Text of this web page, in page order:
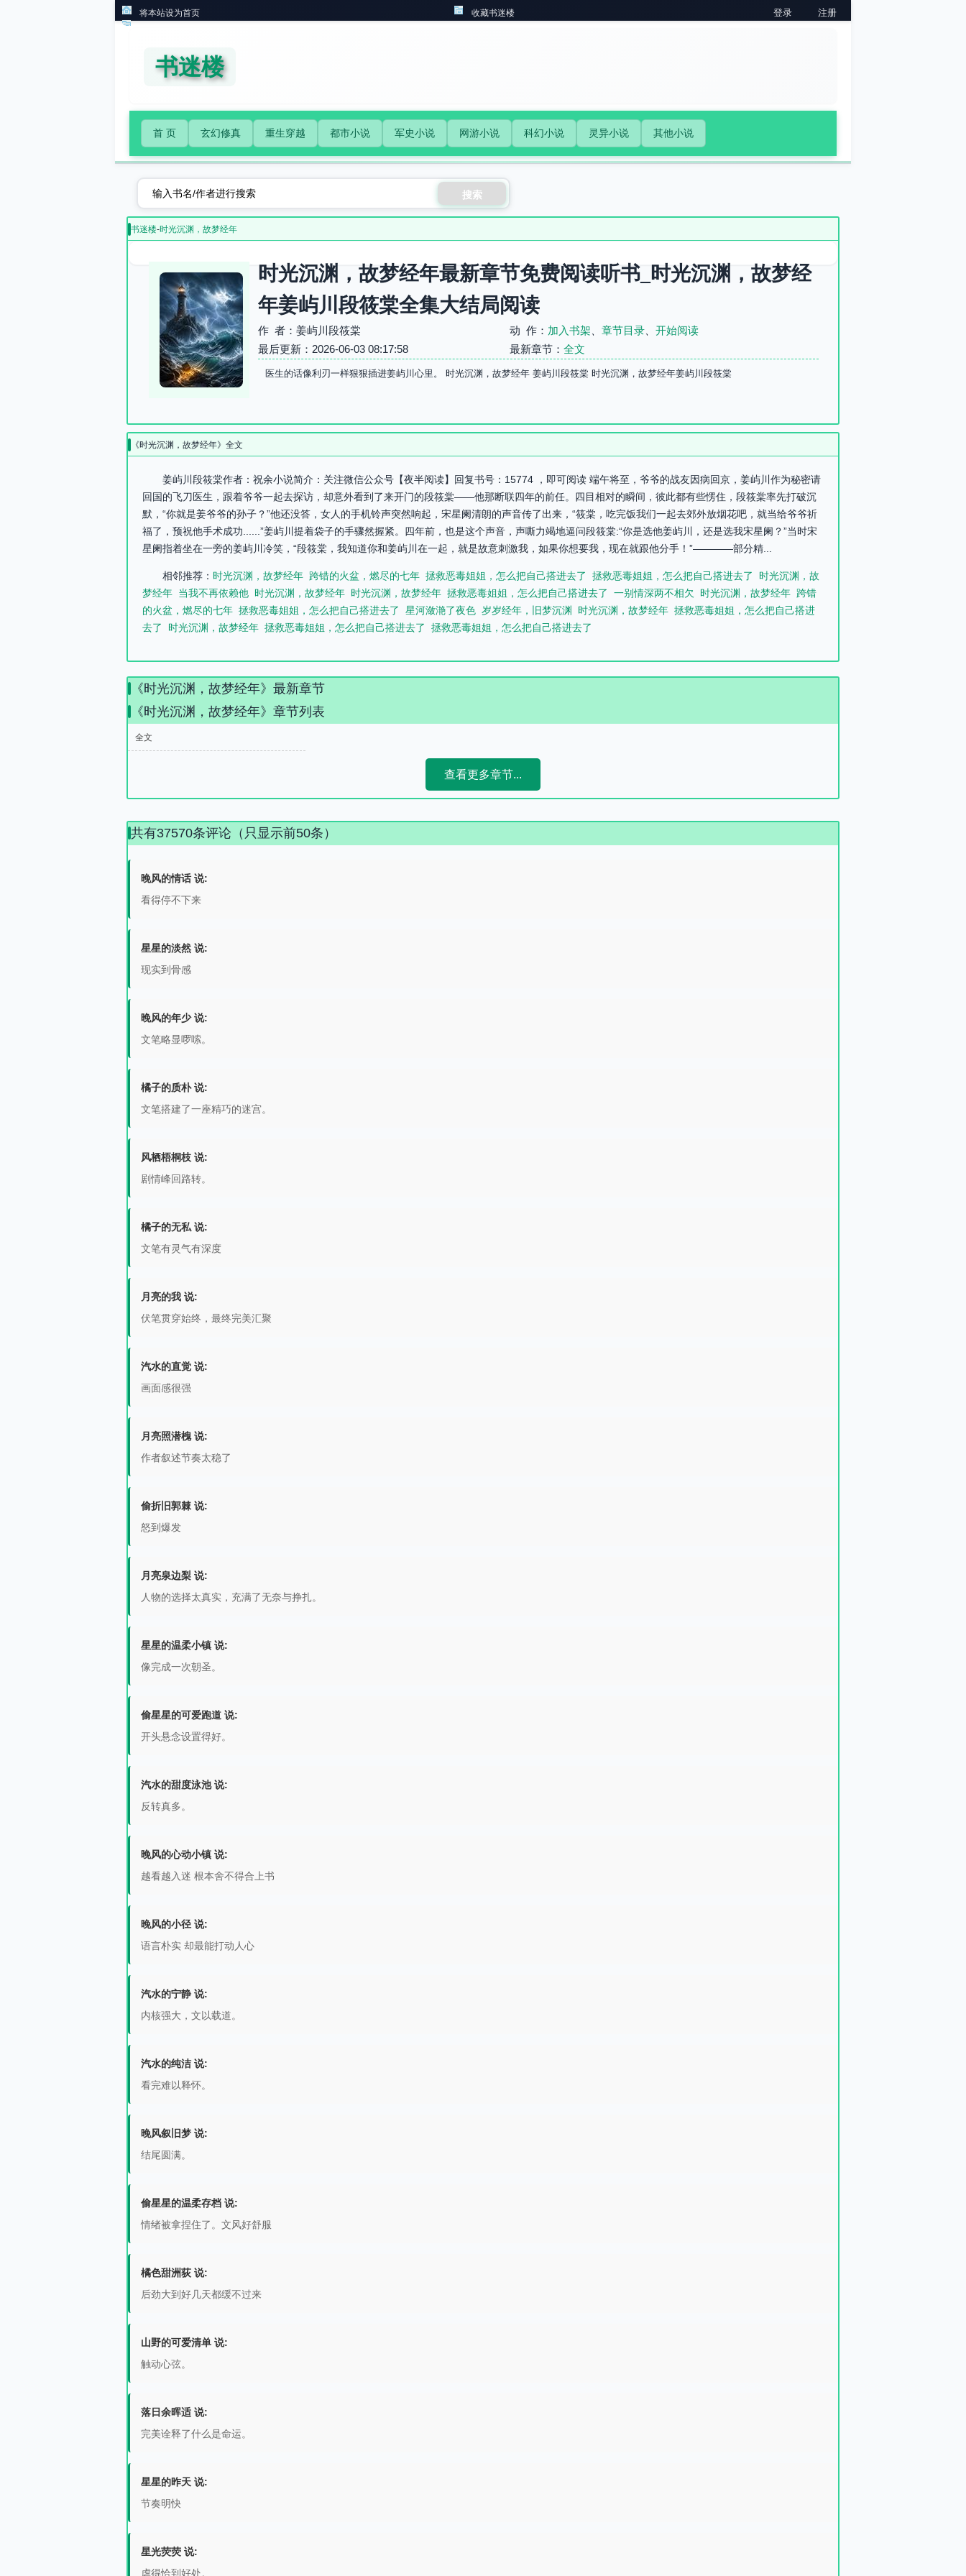
将本站设为首页 收藏书迷楼 登录 注册
书迷楼
首 页 玄幻修真 重生穿越 都市小说 军史小说 网游小说 科幻小说 灵异小说 其他小说
搜索
书迷楼-时光沉渊，故梦经年
时光沉渊，故梦经年最新章节免费阅读听书_时光沉渊，故梦经
年姜屿川段筱棠全集大结局阅读
作 者：姜屿川段筱棠 动 作： 加入书架 章节目录
开始阅读
最后更新：2026-06-03 08:17:58
最新章节： 全文
医生的话像利刃一样狠狠插进姜屿川心里。 时光沉渊，故梦经年 姜屿川段筱棠 时光沉渊，故梦经年姜屿川段筱棠
《时光沉渊，故梦经年》全文
姜屿川段筱棠作者：祝余小说简介：关注微信公众号【夜半阅读】回复书号：15774 ，即可阅读 端午将至，爷爷的战友因病回京，姜屿川作为秘密请
回国的飞刀医生，跟着爷爷一起去探访，却意外看到了来开门的段筱棠——他那断联四年的前任。四目相对的瞬间，彼此都有些愣住，段筱棠率先打破沉
默，“你就是姜爷爷的孙子？”他还没答，女人的手机铃声突然响起，宋星阑清朗的声音传了出来，“筱棠，吃完饭我们一起去郊外放烟花吧，就当给爷爷祈
福了，预祝他手术成功......”姜屿川提着袋子的手骤然握紧。四年前，也是这个声音，声嘶力竭地逼问段筱棠:“你是选他姜屿川，还是选我宋星阑？”当时宋
星阑指着坐在一旁的姜屿川冷笑，“段筱棠，我知道你和姜屿川在一起，就是故意刺激我，如果你想要我，现在就跟他分手！”————部分精...
相邻推荐： 时光沉渊，故梦经年 跨错的火盆，燃尽的七年 拯救恶毒姐姐，怎么把自己搭进去了 拯救恶毒姐姐，怎么把自己搭进去了
时光沉渊，故
梦经年 当我不再依赖他 时光沉渊，故梦经年 时光沉渊，故梦经年 拯救恶毒姐姐，怎么把自己搭进去了 一别情深两不相欠 时光沉渊，故梦经年 跨错
的火盆，燃尽的七年 拯救恶毒姐姐，怎么把自己搭进去了 星河潋滟了夜色 岁岁经年，旧梦沉渊 时光沉渊，故梦经年 拯救恶毒姐姐，怎么把自己搭进
去了
时光沉渊，故梦经年 拯救恶毒姐姐，怎么把自己搭进去了 拯救恶毒姐姐，怎么把自己搭进去了
《时光沉渊，故梦经年》最新章节
《时光沉渊，故梦经年》章节列表
全文
查看更多章节...
共有37570条评论（只显示前50条）
晚风的情话 说:
看得停不下来
星星的淡然 说:
现实到骨感
晚风的年少 说:
文笔略显啰嗦。
橘子的质朴 说:
文笔搭建了一座精巧的迷宫。
风栖梧桐枝 说:
剧情峰回路转。
橘子的无私 说:
文笔有灵气有深度
月亮的我 说:
伏笔贯穿始终，最终完美汇聚
汽水的直觉 说:
画面感很强
月亮照潜槐 说:
作者叙述节奏太稳了
偷折旧郭棘 说:
怒到爆发
月亮泉边梨 说:
人物的选择太真实，充满了无奈与挣扎。
星星的温柔小镇 说:
像完成一次朝圣。
偷星星的可爱跑道 说:
开头悬念设置得好。
汽水的甜度泳池 说:
反转真多。
晚风的心动小镇 说:
越看越入迷 根本舍不得合上书
晚风的小径 说:
语言朴实 却最能打动人心
汽水的宁静 说:
内核强大，文以载道。
汽水的纯洁 说:
看完难以释怀。
晚风叙旧梦 说:
结尾圆满。
偷星星的温柔存档 说:
情绪被拿捏住了。文风好舒服
橘色甜洲荻 说:
后劲大到好几天都缓不过来
山野的可爱清单 说:
触动心弦。
落日余晖适 说:
完美诠释了什么是命运。
星星的昨天 说:
节奏明快
星光荧荧 说:
虐得恰到好处。